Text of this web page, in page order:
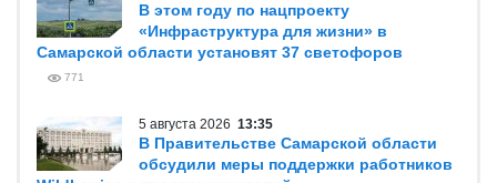
В этом году по нацпроекту
«Инфраструктура для жизни» в
Самарской области установят 37 светофоров
771
5 августа 2026 13:35
В Правительстве Самарской области
обсудили меры поддержки работников